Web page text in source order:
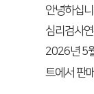
안녕하십
심리검사
2026년 5
트에서 판